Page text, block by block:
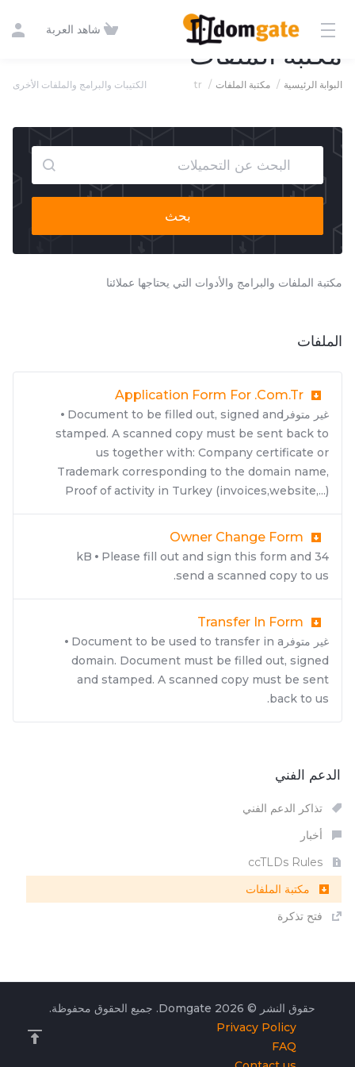
شاهد العربة
مكتبة الملفات
البوابة الرئيسية مكتبة الملفات tr الكتيبات والبرامج والملفات الأخرى
بحث
مكتبة الملفات والبرامج والأدوات التي يحتاجها عملائنا
الملفات
غير متوفر Document to be filled out, signed and
stamped. A scanned copy must be sent back to
us together with: Company certificate or
Trademark corresponding to the domain name,
Proof of activity in Turkey (invoices,website,...)
34 kB
Please fill out and sign this form and
send a scanned copy to us.
غير متوفر Document to be used to transfer in a
domain. Document must be filled out, signed
and stamped. A scanned copy must be sent
back to us.
الدعم الفني
تذاكر الدعم الفني
أخبار
مكتبة الملفات
فتح تذكرة
حقوق النشر © 2026 Domgate. جميع الحقوق محفوظة.
Privacy Policy
FAQ